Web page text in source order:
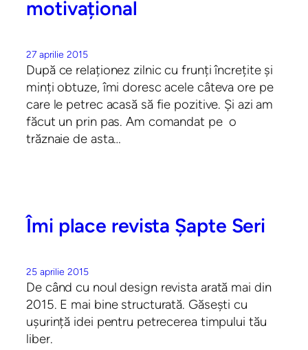
motivațional
27 aprilie 2015
După ce relaționez zilnic cu frunți încrețite și
minți obtuze, îmi doresc acele câteva ore pe
care le petrec acasă să fie pozitive. Și azi am
făcut un prin pas. Am comandat pe o
trăznaie de asta…
Îmi place revista Șapte Seri
25 aprilie 2015
De când cu noul design revista arată mai din
2015. E mai bine structurată. Găsești cu
ușurință idei pentru petrecerea timpului tău
liber.